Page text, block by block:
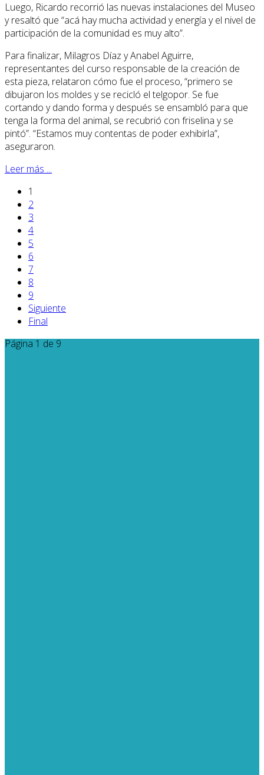
Luego, Ricardo recorrió las nuevas instalaciones del Museo
y resaltó que “acá hay mucha actividad y energía y el nivel de
participación de la comunidad es muy alto”.
Para finalizar, Milagros Díaz y Anabel Aguirre,
representantes del curso responsable de la creación de
esta pieza, relataron cómo fue el proceso, “primero se
dibujaron los moldes y se recicló el telgopor. Se fue
cortando y dando forma y después se ensambló para que
tenga la forma del animal, se recubrió con friselina y se
pintó”. “Estamos muy contentas de poder exhibirla”,
aseguraron.
Leer más ...
1
2
3
4
5
6
7
8
9
Siguiente
Final
Página 1 de 9